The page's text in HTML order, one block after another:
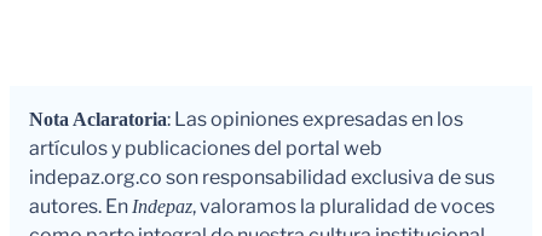
Nota Aclaratoria: Las opiniones expresadas en los
artículos y publicaciones del portal web
indepaz.org.co son responsabilidad exclusiva de sus
autores. EnIndepaz, valoramos la pluralidad de voces